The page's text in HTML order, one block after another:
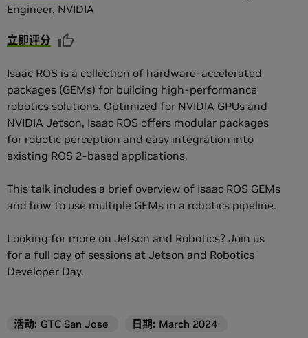
Engineer, NVIDIA
立即评分
Isaac ROS is a collection of hardware-accelerated
packages (GEMs) for building high-performance
robotics solutions. Optimized for NVIDIA GPUs and
NVIDIA Jetson, Isaac ROS offers modular packages
for robotic perception and easy integration into
existing ROS 2-based applications.
This talk includes a brief overview of Isaac ROS GEMs
and how to use multiple GEMs in a robotics pipeline.
Looking for more on Jetson and Robotics? Join us
for a full day of sessions at Jetson and Robotics
Developer Day.
活动: GTC San Jose 日期: March 2024